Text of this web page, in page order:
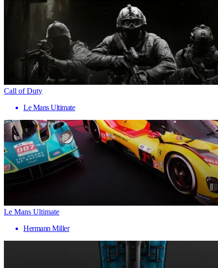
Call of Duty
Le Mans Ultimate
Le Mans Ultimate
Hermann Miller